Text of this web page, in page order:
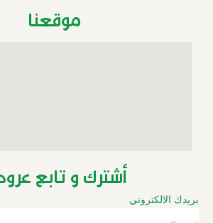
موقعنا
أشترك و تابع
بريدك الالكتروني